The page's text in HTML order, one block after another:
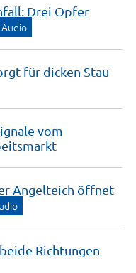
Drei Opfer
für dicken Stau
vom
Angelteich öffnet
Richtungen